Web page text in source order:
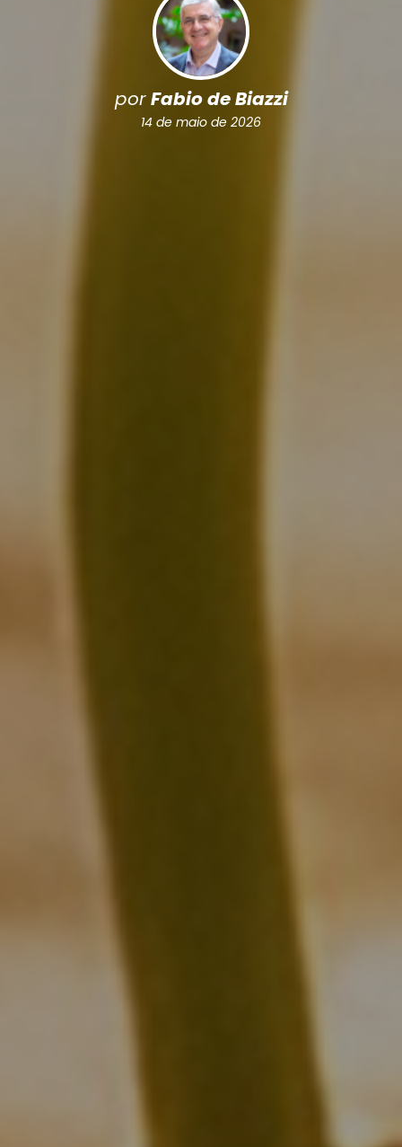
porFabio de Biazzi
14 de maio de 2026